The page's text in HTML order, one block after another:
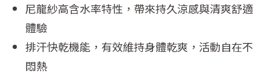
尼龍紗高含水率特性，帶來持久涼感與清爽舒適
體驗
排汗快乾機能，有效維持身體乾爽，活動自在不
悶熱